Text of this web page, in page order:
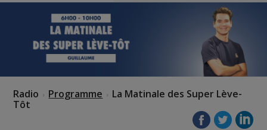
Radio Programme
La Matinale des Super Lève-
Tôt